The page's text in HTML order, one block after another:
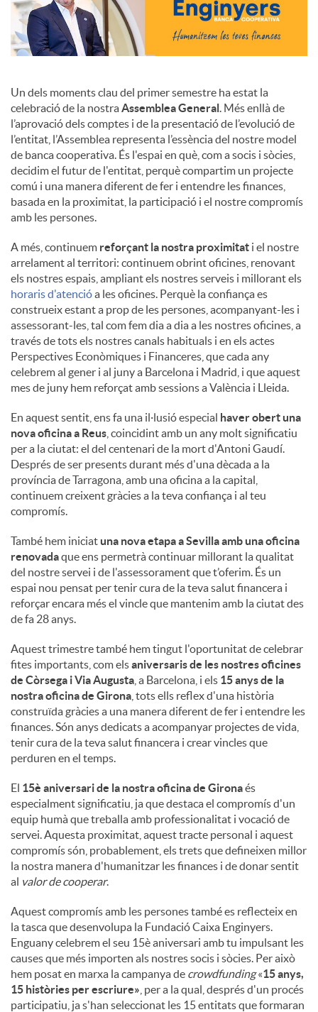
Un dels moments clau del primer semestre ha estat la
celebració de la nostra Assemblea General . Més enllà de
l’aprovació dels comptes i de la presentació de l’evolució de
l’entitat, l’Assemblea representa l’essència del nostre model
de banca cooperativa. És l'espai en què, com a socis i sòcies,
decidim el futur de l'entitat, perquè compartim un projecte
comú i una manera diferent de fer i entendre les finances,
basada en la proximitat, la participació i el nostre compromís
amb les persones.
A més, continuem reforçant la nostra proximitat i el nostre
arrelament al territori: continuem obrint oficines, renovant
els nostres espais, ampliant els nostres serveis i millorant els
horaris d'atencióa les oficines. Perquè la confiança es
construeix estant a prop de les persones, acompanyant-les i
assessorant-les, tal com fem dia a dia a les nostres oficines, a
través de tots els nostres canals habituals i en els actes
Perspectives Econòmiques i Financeres, que cada any
celebrem al gener i al juny a Barcelona i Madrid, i que aquest
mes de juny hem reforçat amb sessions a València i Lleida.
En aquest sentit, ens fa una il·lusió especial haver obert una
nova oficina a Reus , coincidint amb un any molt significatiu
per a la ciutat: el del centenari de la mort d'Antoni Gaudí.
Després de ser presents durant més d'una dècada a la
província de Tarragona, amb una oficina a la capital,
continuem creixent gràcies a la teva confiança i al teu
compromís.
També hem iniciat una nova etapa a Sevilla amb una oficina
renovadaque ens permetrà continuar millorant la qualitat
del nostre servei i de l'assessorament que t’oferim. És un
espai nou pensat per tenir cura de la teva salut financera i
reforçar encara més el vincle que mantenim amb la ciutat des
de fa 28 anys.
Aquest trimestre també hem tingut l'oportunitat de celebrar
fites importants, com elsaniversaris de les nostres oficines
de Còrsega i Via Augusta , a Barcelona, ​​i els 15 anys de la
nostra oficina de Girona , tots ells reflex d'una història
construïda gràcies a una manera diferent de fer i entendre les
finances. Són anys dedicats a acompanyar projectes de vida,
tenir cura de la teva salut financera i crear vincles que
perduren en el temps.
El 15è aniversari de la nostra oficina de Gironaés
especialment significatiu, ja que destaca el compromís d'un
equip humà que treballa amb professionalitat i vocació de
servei. Aquesta proximitat, aquest tracte personal i aquest
compromís són, probablement, els trets que defineixen millor
la nostra manera d'humanitzar les finances i de donar sentit
al valor de cooperar.
Aquest compromís amb les persones també es reflecteix en
la tasca que desenvolupa la Fundació Caixa Enginyers.
Enguany celebrem el seu 15è aniversari amb tu impulsant les
causes que més importen als nostres socis i sòcies. Per això
hem posat en marxa la campanya de crowdfunding«15 anys,
15 històries per escriure» , per a la qual, després d'un procés
participatiu, ja s'han seleccionat les 15 entitats que formaran